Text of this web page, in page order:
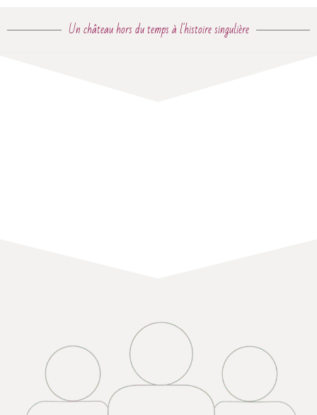
Un château hors du temps à l'histoire singulière